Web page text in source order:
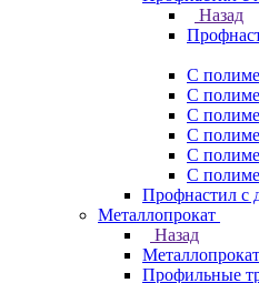
Назад
С
С
С
С
С
С
Профнастил с
Металлопрокат
Назад
Металлопрокат
Профильные